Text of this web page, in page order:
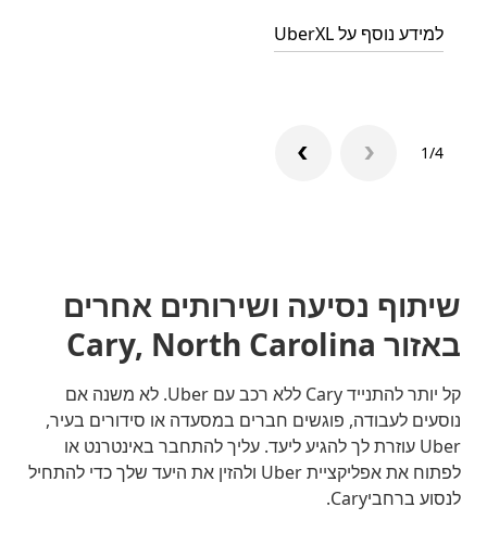
למידע נוסף על UberXL
1/4
שיתוף נסיעה ושירותים אחרים
באזור Cary, North Carolina
קל יותר להתנייד Cary ללא רכב עם Uber. לא משנה אם
נוסעים לעבודה, פוגשים חברים במסעדה או סידורים בעיר,
Uber עוזרת לך להגיע ליעד. עליך להתחבר באינטרנט או
לפתוח את אפליקציית Uber ולהזין את היעד שלך כדי להתחיל
לנסוע ברחביCary.